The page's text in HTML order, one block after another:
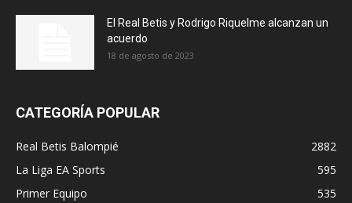
El Real Betis y Rodrigo Riquelme alcanzan un
acuerdo
18 de agosto de 2023
CATEGORÍA POPULAR
Real Betis Balompié
2882
La Liga EA Sports
595
Primer Equipo
535